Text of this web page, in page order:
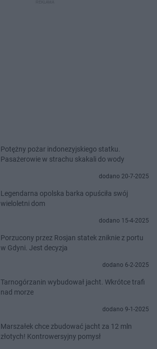
Potężny pożar indonezyjskiego statku.
Pasażerowie w strachu skakali do wody
dodano 20-7-2025
Legendarna opolska barka opuściła swój
wieloletni dom
dodano 15-4-2025
Porzucony przez Rosjan statek zniknie z portu
w Gdyni. Jest decyzja
dodano 6-2-2025
Tarnogórzanin wybudował jacht. Wkrótce trafi
nad morze
dodano 9-1-2025
Marszałek chce zbudować jacht za 12 mln
złotych! Kontrowersyjny pomysł